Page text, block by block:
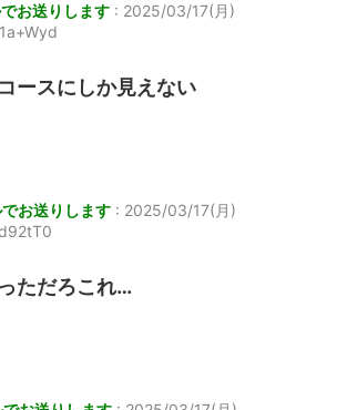
お送りします : 2025/03/17(月)
ースにしか見えない
お送りします : 2025/03/17(月)
ただろこれ…